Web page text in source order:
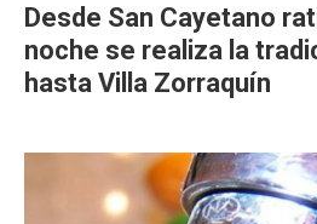
Desde San Cayetano
noche se realiza la
hasta Villa Zorraquín